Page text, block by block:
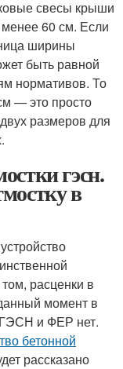
свесы крыши
60 см. Если
ширины
быть равной
нормативов. То
— это просто
размеров для
гэсн.
в
расценки в
момент в
ГЭСН и ФЕР нет.
бетонной
рассказано